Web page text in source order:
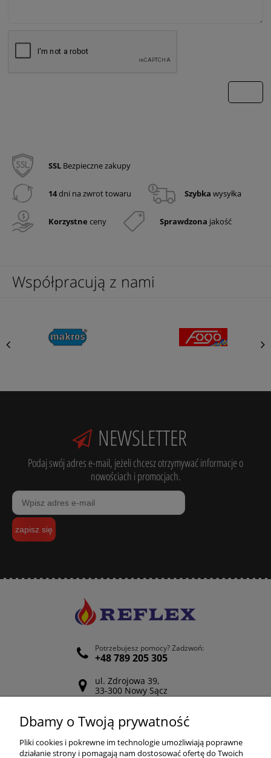
SSL Bezpieczne zakupy
14dni na zwrot towaru Szybka wysyłka
Korzystne ceny Sprawdzona jakość
Współpracują z nami
NEWSLETTER
Podaj swój adres e-mail, jeżeli chcesz otrzymywać informacje o
nowościach i promocjach.
zapisz się
Potrzebujesz pomocy? Zadzwoń:
+48 789 205 305
ul. Zdrojowa 39,
33-300 Nowy Sącz
Odwiedź nasz Facebook
POMOC
Dbamy o Twoją prywatność
Pliki cookies i pokrewne im technologie umożliwiają poprawne
działanie strony i pomagają nam dostosować ofertę do Twoich